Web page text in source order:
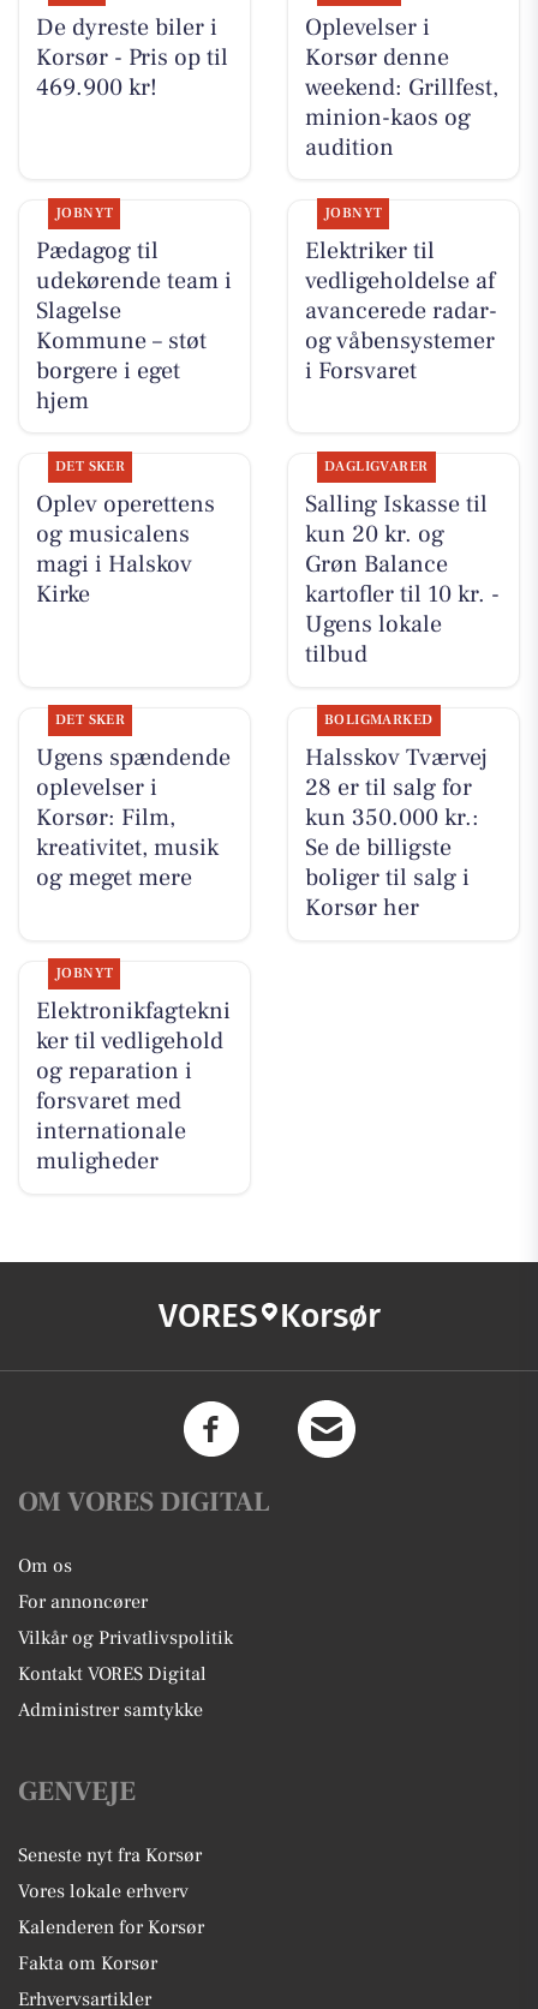
De dyreste biler i
Korsør - Pris op til
469.900 kr!
Oplevelser i
Korsør denne
weekend: Grillfest,
minion-kaos og
audition
JOBNYT
Pædagog til
udekørende team i
Slagelse
Kommune – støt
borgere i eget
hjem
JOBNYT
Elektriker til
vedligeholdelse af
avancerede radar-
og våbensystemer
i Forsvaret
DET SKER
Oplev operettens
og musicalens
magi i Halskov
Kirke
DAGLIGVARER
Salling Iskasse til
kun 20 kr. og
Grøn Balance
kartofler til 10 kr. -
Ugens lokale
tilbud
DET SKER
Ugens spændende
oplevelser i
Korsør: Film,
kreativitet, musik
og meget mere
BOLIGMARKED
Halsskov Tværvej
28 er til salg for
kun 350.000 kr.:
Se de billigste
boliger til salg i
Korsør her
JOBNYT
Elektronikfagtekni
ker til vedligehold
og reparation i
forsvaret med
internationale
muligheder
VORES Korsør
OM VORES DIGITAL
Om os
For annoncører
Vilkår og Privatlivspolitik
Kontakt VORES Digital
Administrer samtykke
GENVEJE
Seneste nyt fra Korsør
Vores lokale erhverv
Kalenderen for Korsør
Fakta om Korsør
Erhvervsartikler